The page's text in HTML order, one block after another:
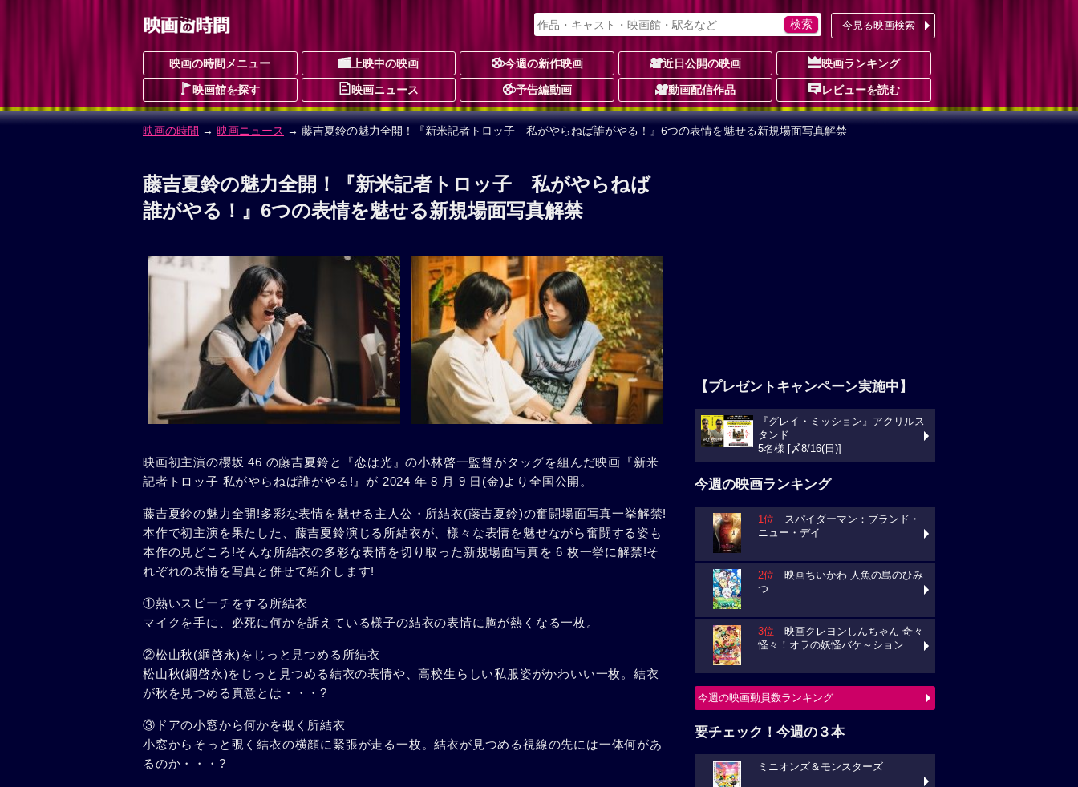
今見る映画検索
映画の時間メニュー 上映中の映画 今週の新作映画 近日公開の映画 映画ランキング
映画館を探す 映画ニュース 予告編動画 動画配信作品 レビューを読む
映画の時間 → 映画ニュース → 藤吉夏鈴の魅力全開！『新米記者トロッ子 私がやらねば誰がやる！』6つの表情を魅せる新規場面写真解禁
藤吉夏鈴の魅力全開！『新米記者トロッ子 私がやらねば
誰がやる！』6つの表情を魅せる新規場面写真解禁
映画初主演の櫻坂 46 の藤吉夏鈴と『恋は光』の小林啓一監督がタッグを組んだ映画『新米
記者トロッ子 私がやらねば誰がやる!』が 2024 年 8 月 9 日(金)より全国公開。
藤吉夏鈴の魅力全開!多彩な表情を魅せる主人公・所結衣(藤吉夏鈴)の奮闘場面写真一挙解禁!
本作で初主演を果たした、藤吉夏鈴演じる所結衣が、様々な表情を魅せながら奮闘する姿も
本作の見どころ!そんな所結衣の多彩な表情を切り取った新規場面写真を 6 枚一挙に解禁!そ
れぞれの表情を写真と併せて紹介します!
①熱いスピーチをする所結衣
マイクを手に、必死に何かを訴えている様子の結衣の表情に胸が熱くなる一枚。
②松山秋(綱啓永)をじっと見つめる所結衣
松山秋(綱啓永)をじっと見つめる結衣の表情や、高校生らしい私服姿がかわいい一枚。結衣
が秋を見つめる真意とは・・・?
③ドアの小窓から何かを覗く所結衣
小窓からそっと覗く結衣の横顔に緊張が走る一枚。結衣が見つめる視線の先には一体何があ
るのか・・・?
【プレゼントキャンペーン実施中】
『グレイ・ミッション』アクリルス
タンド
5名様 [〆8/16(日)]
今週の映画ランキング
1位 スパイダーマン：ブランド・
ニュー・デイ
2位 映画ちいかわ 人魚の島のひみ
つ
3位 映画クレヨンしんちゃん 奇々
怪々！オラの妖怪バケ～ション
今週の映画動員数ランキング
要チェック！今週の３本
ミニオンズ＆モンスターズ